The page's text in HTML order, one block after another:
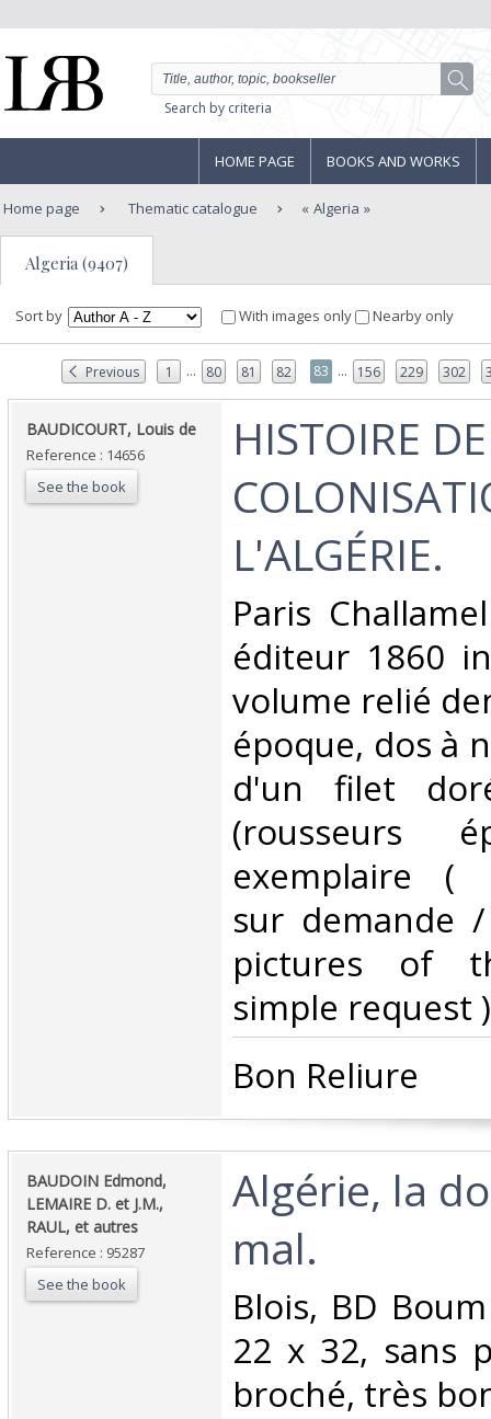
Search by criteria
HOME PAGE BOOKS AND WORKS
Home page Thematic catalogue Algeria
Algeria (9407)
Sort by With images only Nearby only
Previous 1 ... 80 81 82 83 ... 156 229 302
‎BAUDICOURT, Louis de ‎
Reference : 14656
See the book
‎HISTOIRE
L'ALGÉRIE. ‎
‎Paris
éditeur 1860
volume relié
époque, dos à
d'un filet
(rousseurs
exemplaire (
sur demande
pictures of
simple request
‎Bon Reliure ‎
‎BAUDOIN Edmond,
LEMAIRE D. et J.M.,
RAUL, et autres‎
Reference : 95287
See the book
‎Algérie, la
mal.‎
‎Blois, BD
22 x 32, sans
broché, très